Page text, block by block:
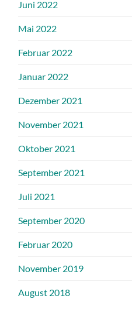
Juni 2022
Mai 2022
Februar 2022
Januar 2022
Dezember 2021
November 2021
Oktober 2021
September 2021
Juli 2021
September 2020
Februar 2020
November 2019
August 2018